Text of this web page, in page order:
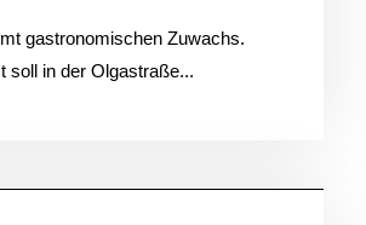
gastronomischen Zuwachs.
soll in der Olgastraße...